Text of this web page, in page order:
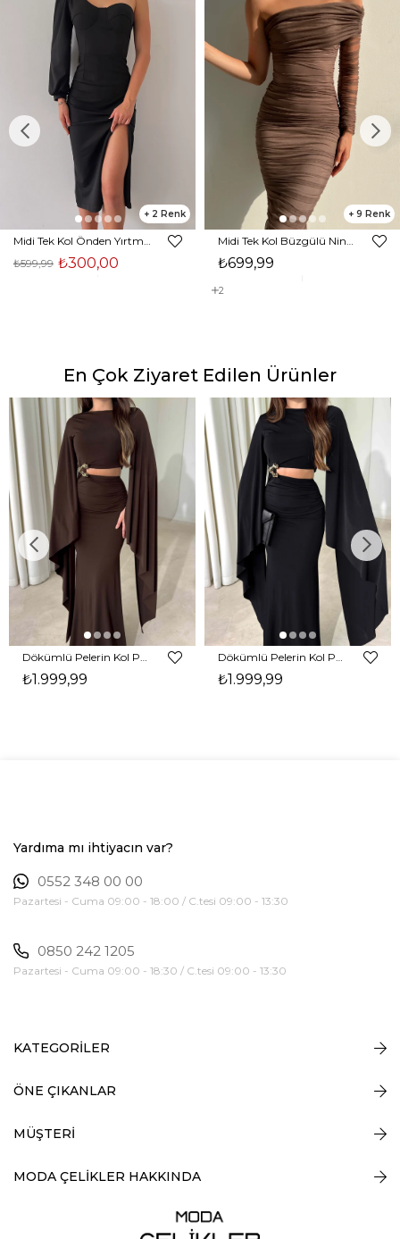
2
₺300,00
₺599,99
9
₺699,99
2
En Çok Ziyaret Edilen Ürünler
₺1.999,99 ₺1.999,99
Yardıma mı ihtiyacın var?
0552 348 00 00
Pazartesi - Cuma 09:00 - 18:00 / C.tesi 09:00 - 13:30
0850 242 1205
Pazartesi - Cuma 09:00 - 18:30 / C.tesi 09:00 - 13:30
KATEGORİLER
ÖNE ÇIKANLAR
MÜŞTERİ
MODA ÇELİKLER HAKKINDA